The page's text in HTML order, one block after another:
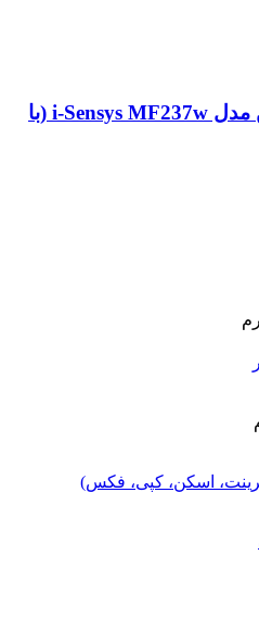
پرینتر چند کاره لیزری کانن مدل i-Sensys MF237w (با